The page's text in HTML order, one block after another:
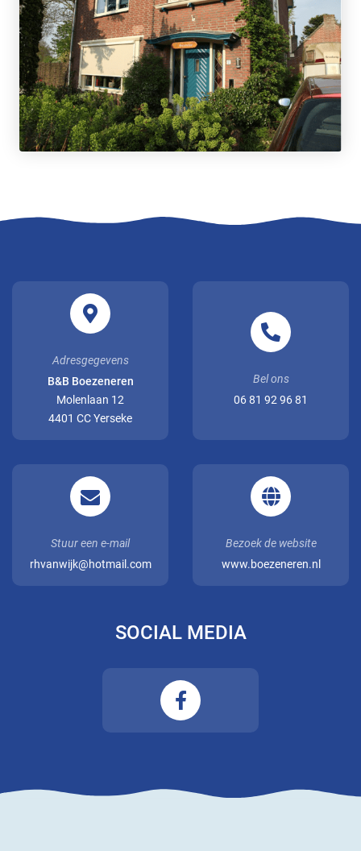
Adresgegevens
B&B Boezeneren
Molenlaan 12
4401 CC Yerseke
Bel ons
06 81 92 96 81
Stuur een e-mail
rhvanwijk@hotmail.com
Bezoek de website
www.boezeneren.nl
SOCIAL MEDIA